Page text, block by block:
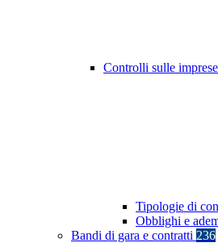
Controlli sulle imprese
Tipologie di
Obblighi e
Bandi di gara e contratti 236